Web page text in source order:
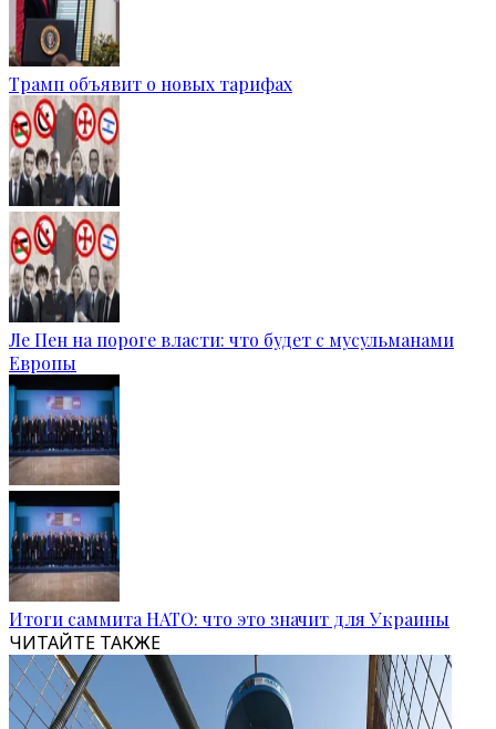
Трамп объявит о новых тарифах
Ле Пен на пороге власти: что будет с мусульманами
Европы
Итоги саммита НАТО: что это значит для Украины
ЧИТАЙТЕ ТАКЖЕ